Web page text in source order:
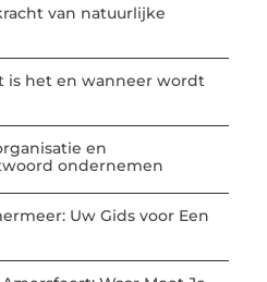
van natuurlijke
is het en wanneer wordt
en
ondernemen
Uw Gids voor Een